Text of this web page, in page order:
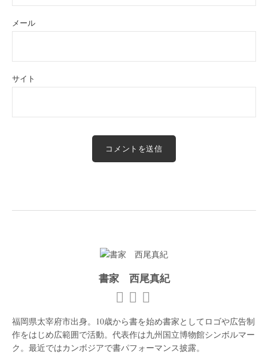
メール
サイト
書家 西尾真紀
福岡県太宰府市出身。10歳から書を始め書家としてロゴや広告制
作をはじめ広範囲で活動。代表作は九州国立博物館シンボルマー
ク。最近ではカンボジアで書パフォーマンス披露。